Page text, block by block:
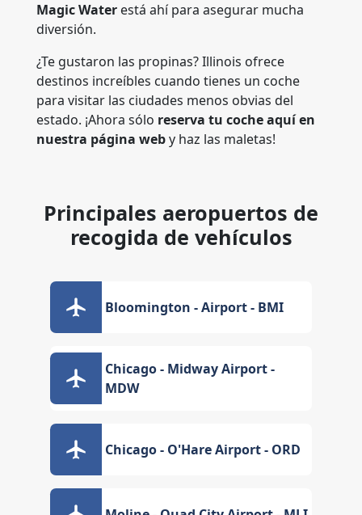
Magic Water está ahí para asegurar mucha
diversión.
¿Te gustaron las propinas? Illinois ofrece
destinos increíbles cuando tienes un coche
para visitar las ciudades menos obvias del
estado. ¡Ahora sólo reserva tu coche aquí en
nuestra página weby haz las maletas!
Principales aeropuertos de
recogida de vehículos
Bloomington - Airport - BMI
Chicago - Midway Airport -
MDW
Chicago - O'Hare Airport - ORD